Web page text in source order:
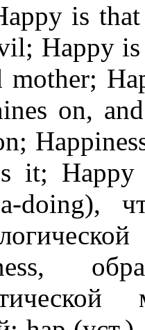
is
Happy
mother;
on,
it;
doing),